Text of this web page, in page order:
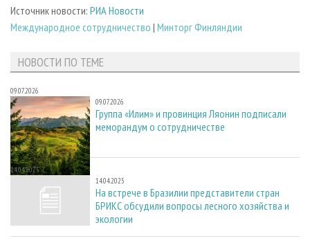
Источник новости: РИА Новости
Международное сотрудничество | Минторг Финляндии
НОВОСТИ ПО ТЕМЕ
09.07.2026
09.07.2026
Группа «Илим» и провинция Ляонин подписали
меморандум о сотрудничестве
14.04.2025
14.04.2025
На встрече в Бразилии представители стран
БРИКС обсудили вопросы лесного хозяйства и
экологии